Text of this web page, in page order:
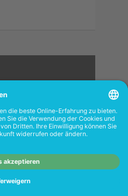
<
SIE UNS
nicht an Wiederverkäufer.